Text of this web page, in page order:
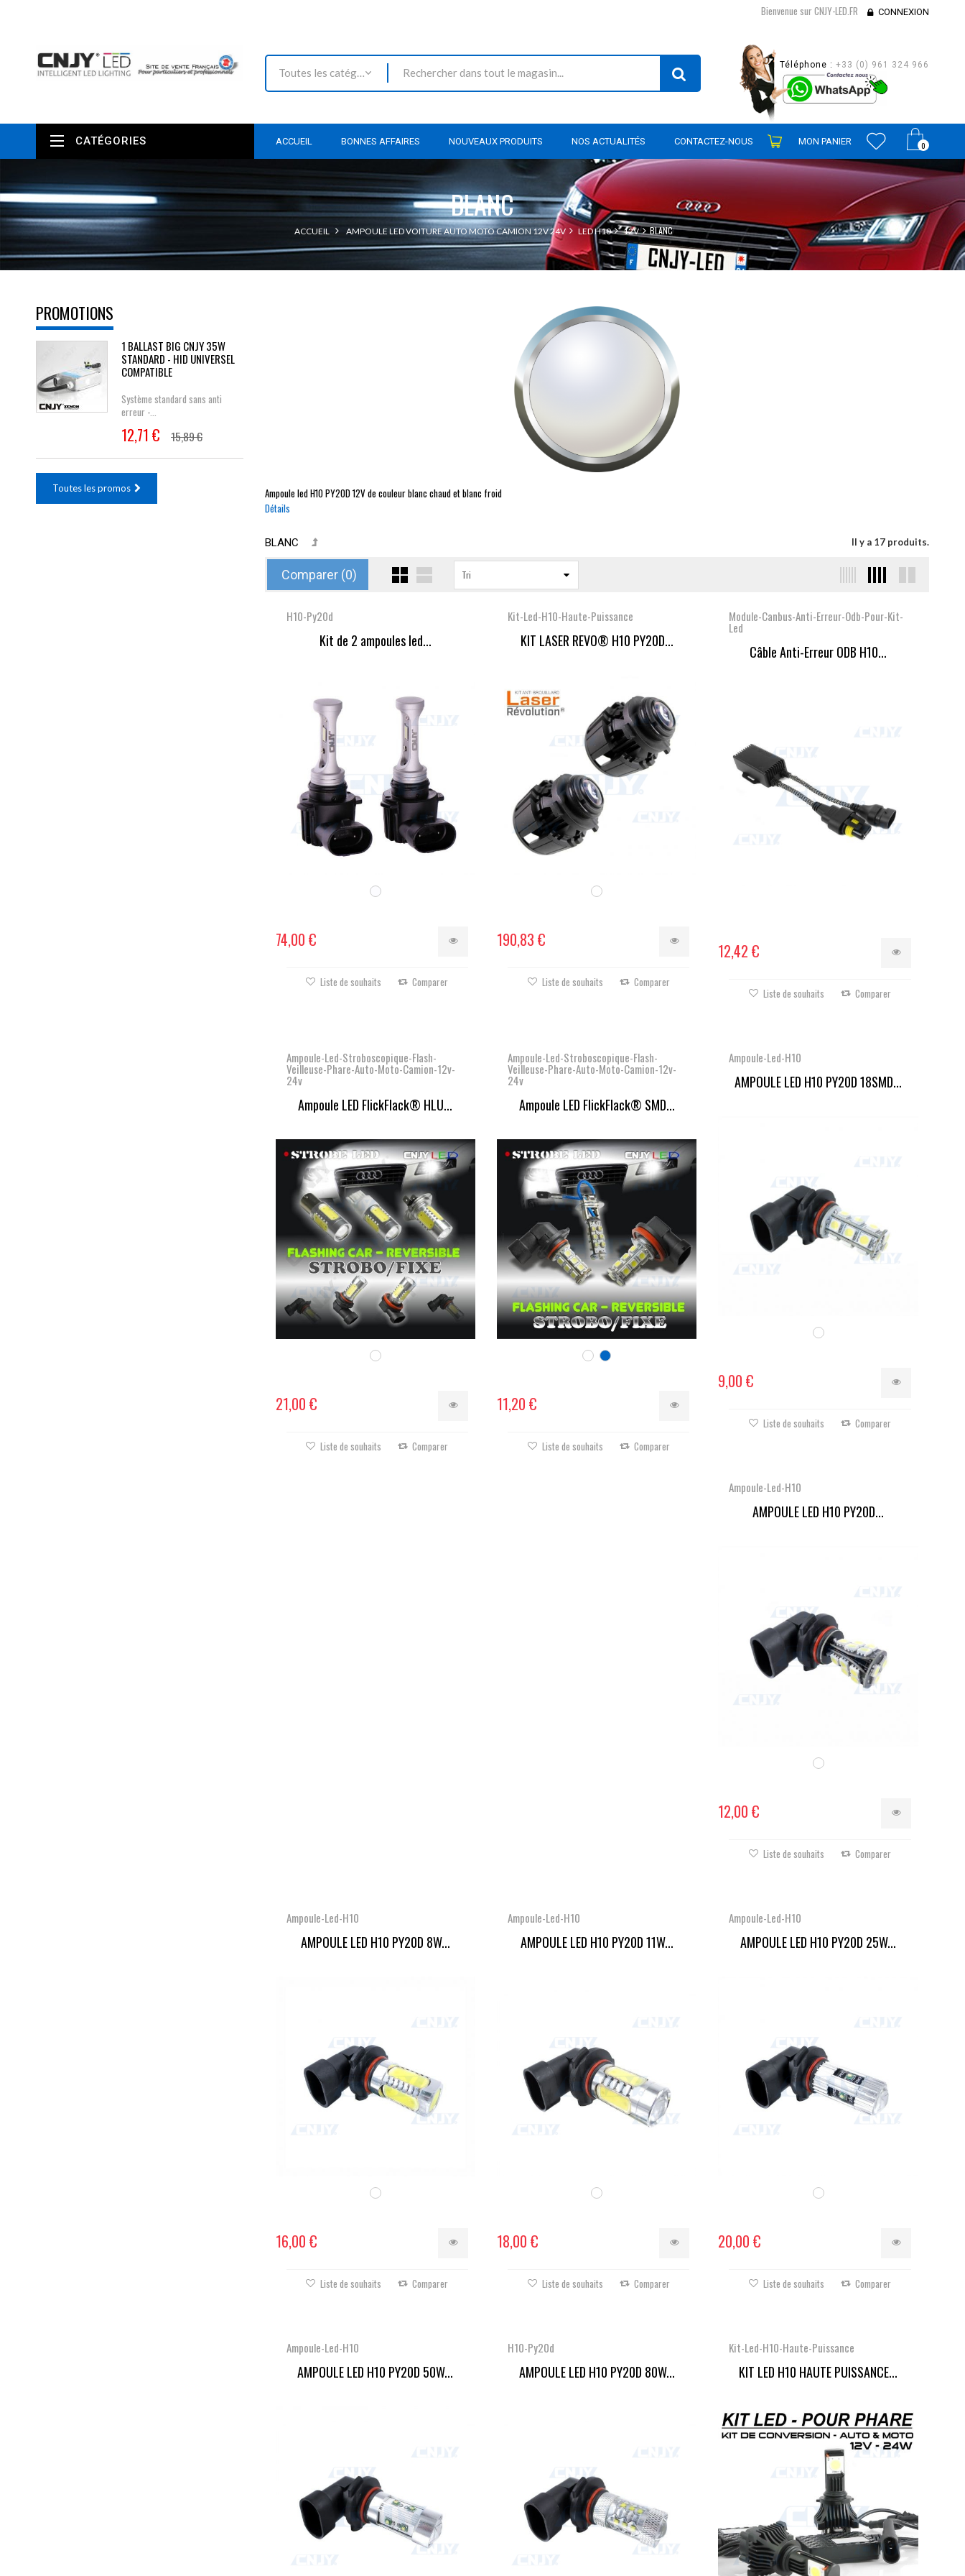
Bienvenue sur CNJY-LED.FR CONNEXION
Toutes les catégories
Téléphone : +33 (0) 961 324 966
0
ACCUEIL BONNES AFFAIRES NOUVEAUX PRODUITS NOS ACTUALITÉS CONTACTEZ-NOUS MON PANIER
CATÉGORIES
BLANC
ACCUEIL AMPOULE LED VOITURE AUTO MOTO CAMION 12V 24V LED H10 12V BLANC
PROMOTIONS
1 BALLAST BIG CNJY 35W
STANDARD - HID UNIVERSEL
COMPATIBLE
Système standard sans anti
erreur -...
12,71 € 15,89 €
Toutes les promos Ampoule ledH10PY20D12V de couleur blanc chaud et blanc froid
Détails
BLANC Il y a 17 produits.
Comparer (0) Tri
H10-Py20d
Kit de 2 ampoules led...
74,00 €
Liste de souhaits Comparer
Kit-Led-H10-Haute-Puissance
KIT LASER REVO® H10 PY20D...
190,83 €
Liste de souhaits Comparer
Module-Canbus-Anti-Erreur-Odb-Pour-Kit-
Led
Câble Anti-Erreur ODB H10...
12,42 €
Liste de souhaits Comparer
Ampoule-Led-Stroboscopique-Flash-
Veilleuse-Phare-Auto-Moto-Camion-12v-
24v
Ampoule LED FlickFlack® HLU...
21,00 €
Liste de souhaits Comparer
Ampoule-Led-Stroboscopique-Flash-
Veilleuse-Phare-Auto-Moto-Camion-12v-
24v
Ampoule LED FlickFlack® SMD...
11,20 €
Liste de souhaits Comparer
Ampoule-Led-H10
AMPOULE LED H10 PY20D 18SMD...
9,00 €
Liste de souhaits Comparer
Ampoule-Led-H10
AMPOULE LED H10 PY20D...
12,00 €
Liste de souhaits Comparer
Ampoule-Led-H10
AMPOULE LED H10 PY20D 8W...
16,00 €
Liste de souhaits Comparer
Ampoule-Led-H10
AMPOULE LED H10 PY20D 11W...
18,00 €
Liste de souhaits Comparer
Ampoule-Led-H10
AMPOULE LED H10 PY20D 25W...
20,00 €
Liste de souhaits Comparer
Ampoule-Led-H10
AMPOULE LED H10 PY20D 50W...
H10-Py20d
AMPOULE LED H10 PY20D 80W...
Kit-Led-H10-Haute-Puissance
KIT LED H10 HAUTE PUISSANCE...